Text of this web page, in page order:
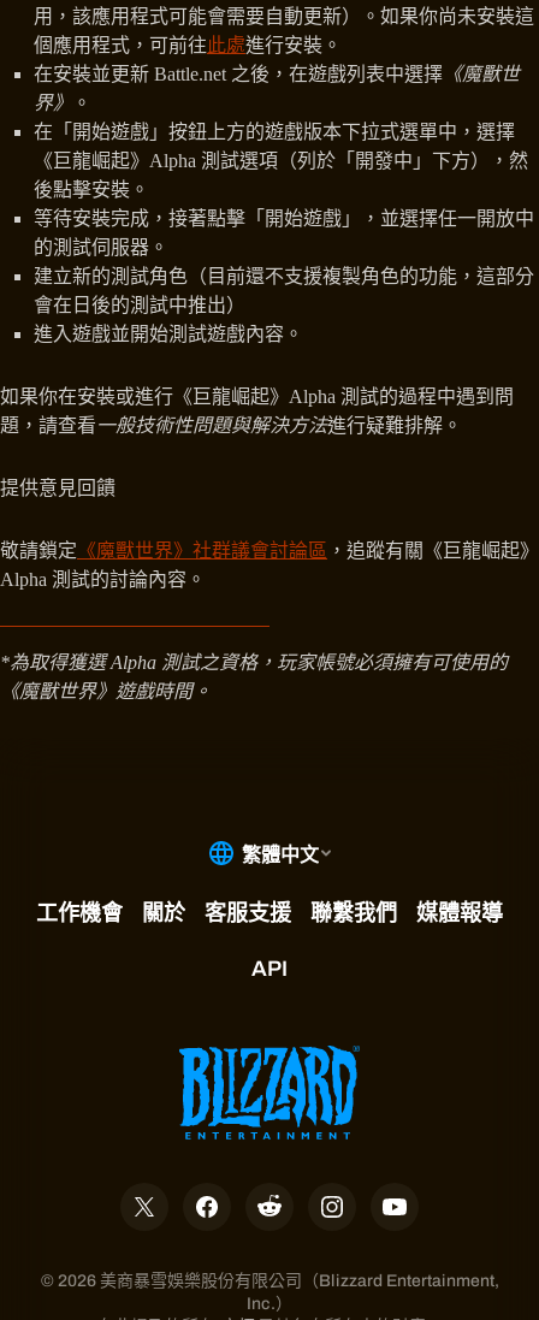
用，該應用程式可能會需要自動更新）。如果你尚未安裝這
個應用程式，可前往此處進行安裝。
在安裝並更新 Battle.net 之後，在遊戲列表中選擇 《魔獸世
界》
。
在「開始遊戲」按鈕上方的遊戲版本下拉式選單中，選擇
《巨龍崛起》Alpha 測試選項（列於「開發中」下方），然
後點擊安裝。
等待安裝完成，接著點擊「開始遊戲」，並選擇任一開放中
的測試伺服器。
建立新的測試角色（目前還不支援複製角色的功能，這部分
會在日後的測試中推出）
進入遊戲並開始測試遊戲內容。
如果你在安裝或進行《巨龍崛起》Alpha 測試的過程中遇到問
題，請查看一般技術性問題與解決方法進行疑難排解。
提供意見回饋
敬請鎖定 《魔獸世界》社群議會討論區 ，追蹤有關《巨龍崛起》
Alpha 測試的討論內容。
*為取得獲選 Alpha 測試之資格，玩家帳號必須擁有可使用的
《魔獸世界》遊戲時間。